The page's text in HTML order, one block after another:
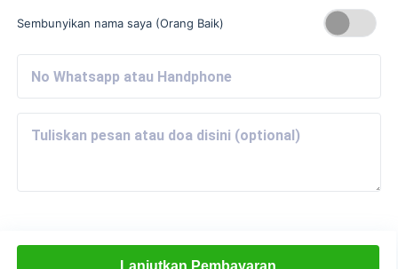
Sembunyikan nama saya (Orang Baik)
Lanjutkan Pembayaran